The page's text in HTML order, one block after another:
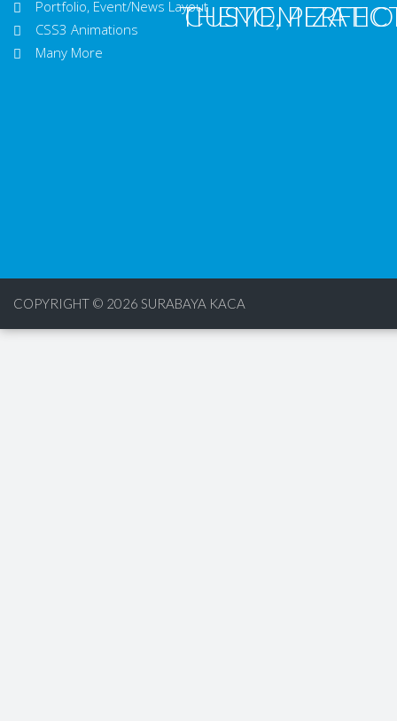
THEME,
Portfolio, Event/News Layout
CSS3 Animations
Many More
COPYRIGHT © 2026 SURABAYA KACA